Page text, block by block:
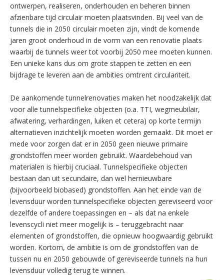
ontwerpen, realiseren, onderhouden en beheren binnen
afzienbare tijd circulair moeten plaatsvinden. Bij veel van de
tunnels die in 2050 circulair moeten zijn, vindt de komende
jaren groot onderhoud in de vorm van een renovatie plaats
waarbij de tunnels weer tot voorbij 2050 mee moeten kunnen.
Een unieke kans dus om grote stappen te zetten en een
bijdrage te leveren aan de ambities omtrent circulariteit.
De aankomende tunnelrenovaties maken het noodzakelijk dat
voor alle tunnelspecifieke objecten (o.a. TTI, wegmeubilair,
afwatering, verhardingen, luiken et cetera) op korte termijn
alternatieven inzichtelijk moeten worden gemaakt. Dit moet er
mede voor zorgen dat er in 2050 geen nieuwe primaire
grondstoffen meer worden gebruikt. Waardebehoud van
materialen is hierbij cruciaal. Tunnelspecifieke objecten
bestaan dan uit secundaire, dan wel hernieuwbare
(bijvoorbeeld biobased) grondstoffen. Aan het einde van de
levensduur worden tunnelspecifieke objecten gereviseerd voor
dezelfde of andere toepassingen en – als dat na enkele
levenscycli niet meer mogelijk is – teruggebracht naar
elementen of grondstoffen, die opnieuw hoogwaardig gebruikt
worden. Kortom, de ambitie is om de grondstoffen van de
tussen nu en 2050 gebouwde of gereviseerde tunnels na hun
levensduur volledig terug te winnen.